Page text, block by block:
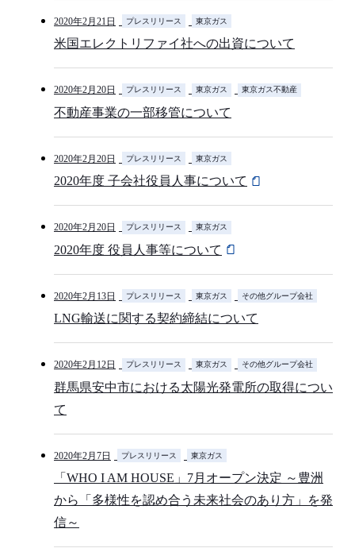
2020年2月21日 プレスリリース 東京ガス
米国エレクトリファイ社への出資について
2020年2月20日 プレスリリース 東京ガス 東京ガス不動産
不動産事業の一部移管について
2020年2月20日 プレスリリース 東京ガス
2020年度 子会社役員人事について
2020年2月20日 プレスリリース 東京ガス
2020年度 役員人事等について
2020年2月13日 プレスリリース 東京ガス その他グループ会社
LNG輸送に関する契約締結について
2020年2月12日 プレスリリース 東京ガス その他グループ会社
群馬県安中市における太陽光発電所の取得につい
て
2020年2月7日 プレスリリース 東京ガス
「WHO I AM HOUSE」7月オープン決定 ～豊洲
から「多様性を認め合う未来社会のあり方」を発
信～